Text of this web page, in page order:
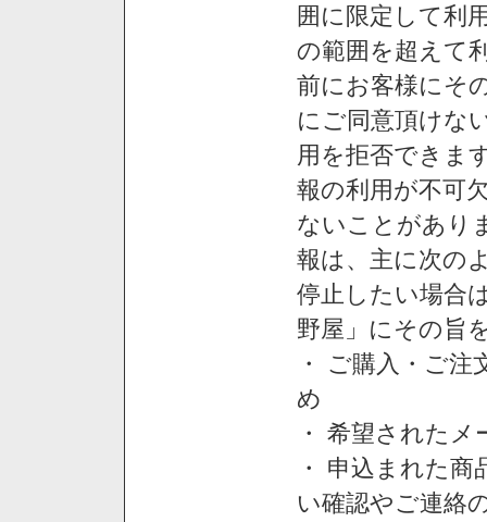
囲に限定して利
の範囲を超えて
前にお客様にそ
にご同意頂けな
用を拒否できま
報の利用が不可
ないことがあり
報は、主に次の
停止したい場合
野屋」にその旨
・ ご購入・ご
め
・ 希望された
・ 申込まれた
い確認やご連絡